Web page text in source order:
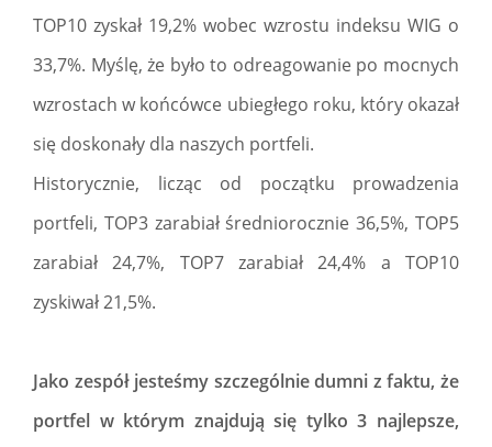
TOP10 zyskał 19,2% wobec wzrostu indeksu WIG o
33,7%. Myślę, że było to odreagowanie po mocnych
wzrostach w końcówce ubiegłego roku, który okazał
się doskonały dla naszych portfeli.
Historycznie, licząc od początku prowadzenia
portfeli, TOP3 zarabiał średniorocznie 36,5%, TOP5
zarabiał 24,7%, TOP7 zarabiał 24,4% a TOP10
zyskiwał 21,5%.
Jako zespół jesteśmy szczególnie dumni z faktu, że
portfel w którym znajdują się tylko 3 najlepsze,